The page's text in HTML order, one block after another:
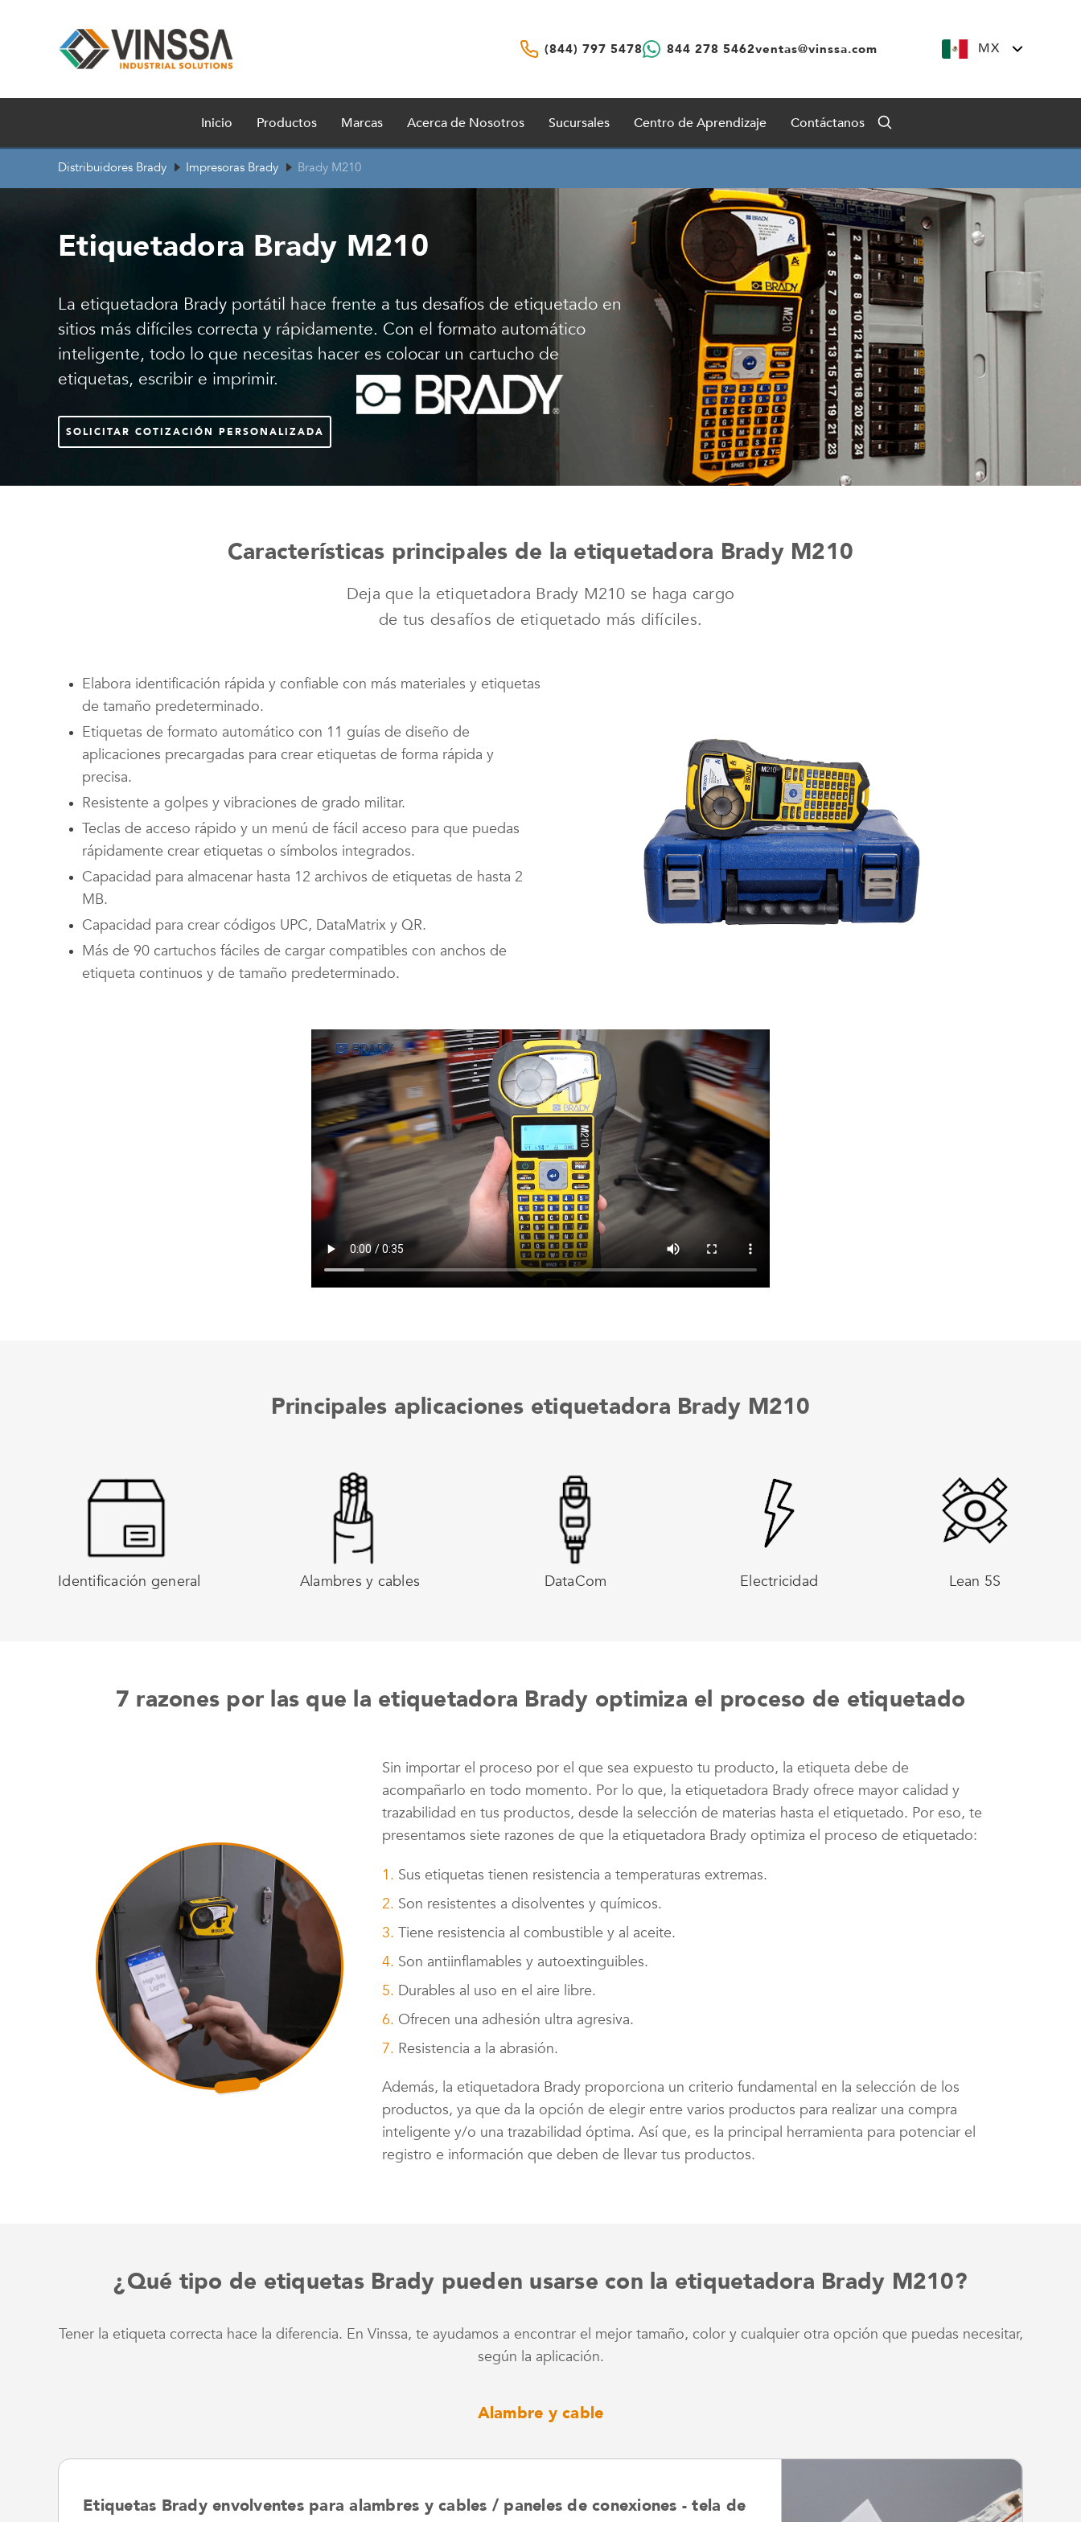
(844) 797 5478 844 278 5462ventas@vinssa.com MX
Inicio Productos Marcas Acerca de Nosotros Sucursales Centro de Aprendizaje Contáctanos
Distribuidores Brady Impresoras Brady Brady M210
Etiquetadora Brady M210
La etiquetadora Brady portátil hace frente a tus desafíos de etiquetado en
sitios más difíciles correcta y rápidamente. Con el formato automático
inteligente, todo lo que necesitas hacer es colocar un cartucho de
etiquetas, escribir e imprimir.
SOLICITAR COTIZACIÓN PERSONALIZADA
Características principales de la etiquetadora Brady M210
Deja que la etiquetadora Brady M210 se haga cargo
de tus desafíos de etiquetado más difíciles.
Elabora identificación rápida y confiable con más materiales y etiquetas
de tamaño predeterminado.
Etiquetas de formato automático con 11 guías de diseño de
aplicaciones precargadas para crear etiquetas de forma rápida y
precisa.
Resistente a golpes y vibraciones de grado militar.
Teclas de acceso rápido y un menú de fácil acceso para que puedas
rápidamente crear etiquetas o símbolos integrados.
Capacidad para almacenar hasta 12 archivos de etiquetas de hasta 2
MB.
Capacidad para crear códigos UPC, DataMatrix y QR.
Más de 90 cartuchos fáciles de cargar compatibles con anchos de
etiqueta continuos y de tamaño predeterminado.
Principales aplicaciones etiquetadora Brady M210
Identificación general Alambres y cables DataCom Electricidad Lean 5S
7 razones por las que la etiquetadora Brady optimiza el proceso de etiquetado
Sin importar el proceso por el que sea expuesto tu producto, la etiqueta debe de
acompañarlo en todo momento. Por lo que, la etiquetadora Brady ofrece mayor calidad y
trazabilidad en tus productos, desde la selección de materias hasta el etiquetado. Por eso, te
presentamos siete razones de que la etiquetadora Brady optimiza el proceso de etiquetado:
Sus etiquetas tienen resistencia a temperaturas extremas.
Son resistentes a disolventes y químicos.
Tiene resistencia al combustible y al aceite.
Son antiinflamables y autoextinguibles.
Durables al uso en el aire libre.
Ofrecen una adhesión ultra agresiva.
Resistencia a la abrasión.
Además, la etiquetadora Brady proporciona un criterio fundamental en la selección de los
productos, ya que da la opción de elegir entre varios productos para realizar una compra
inteligente y/o una trazabilidad óptima. Así que, es la principal herramienta para potenciar el
registro e información que deben de llevar tus productos.
¿Qué tipo de etiquetas Brady pueden usarse con la etiquetadora Brady M210?
Tener la etiqueta correcta hace la diferencia. En Vinssa, te ayudamos a encontrar el mejor tamaño, color y cualquier otra opción que puedas necesitar,
según la aplicación.
Alambre y cable
Etiquetas Brady envolventes para alambres y cables / paneles de conexiones - tela de